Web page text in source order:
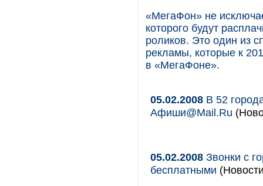
«МегаФон» не
которого будут
роликов. Это один из
рекламы, которые к
в «МегаФоне».
05.02.2008 В 52
Афиши@Mail.Ru
05.02.2008 Звонки с
бесплатными